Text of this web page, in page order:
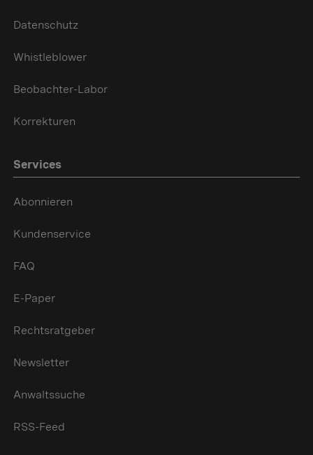
Datenschutz
Whistleblower
Beobachter-Labor
Korrekturen
Services
Abonnieren
Kundenservice
FAQ
E-Paper
Rechtsratgeber
Newsletter
Anwaltssuche
RSS-Feed